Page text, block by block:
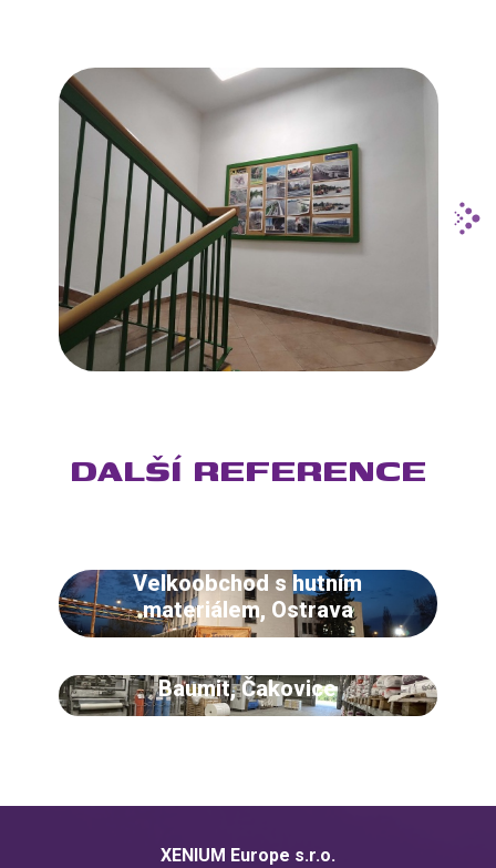
DALŠÍ REFERENCE
Velkoobchod s hutním
materiálem, Ostrava
Baumit, Čakovice
XENIUM Europe s.r.o.